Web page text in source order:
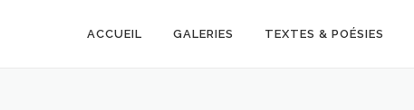
ACCUEIL GALERIES TEXTES & POÉSIES